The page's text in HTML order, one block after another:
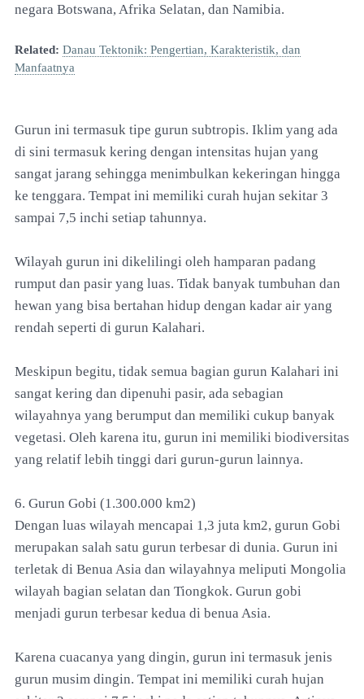
negara Botswana, Afrika Selatan, dan Namibia.
Related: Danau Tektonik: Pengertian, Karakteristik, dan
Manfaatnya
Gurun ini termasuk tipe gurun subtropis. Iklim yang ada
di sini termasuk kering dengan intensitas hujan yang
sangat jarang sehingga menimbulkan kekeringan hingga
ke tenggara. Tempat ini memiliki curah hujan sekitar 3
sampai 7,5 inchi setiap tahunnya.
Wilayah gurun ini dikelilingi oleh hamparan padang
rumput dan pasir yang luas. Tidak banyak tumbuhan dan
hewan yang bisa bertahan hidup dengan kadar air yang
rendah seperti di gurun Kalahari.
Meskipun begitu, tidak semua bagian gurun Kalahari ini
sangat kering dan dipenuhi pasir, ada sebagian
wilayahnya yang berumput dan memiliki cukup banyak
vegetasi. Oleh karena itu, gurun ini memiliki biodiversitas
yang relatif lebih tinggi dari gurun-gurun lainnya.
6. Gurun Gobi (1.300.000 km2)
Dengan luas wilayah mencapai 1,3 juta km2, gurun Gobi
merupakan salah satu gurun terbesar di dunia. Gurun ini
terletak di Benua Asia dan wilayahnya meliputi Mongolia
wilayah bagian selatan dan Tiongkok. Gurun gobi
menjadi gurun terbesar kedua di benua Asia.
Karena cuacanya yang dingin, gurun ini termasuk jenis
gurun musim dingin. Tempat ini memiliki curah hujan